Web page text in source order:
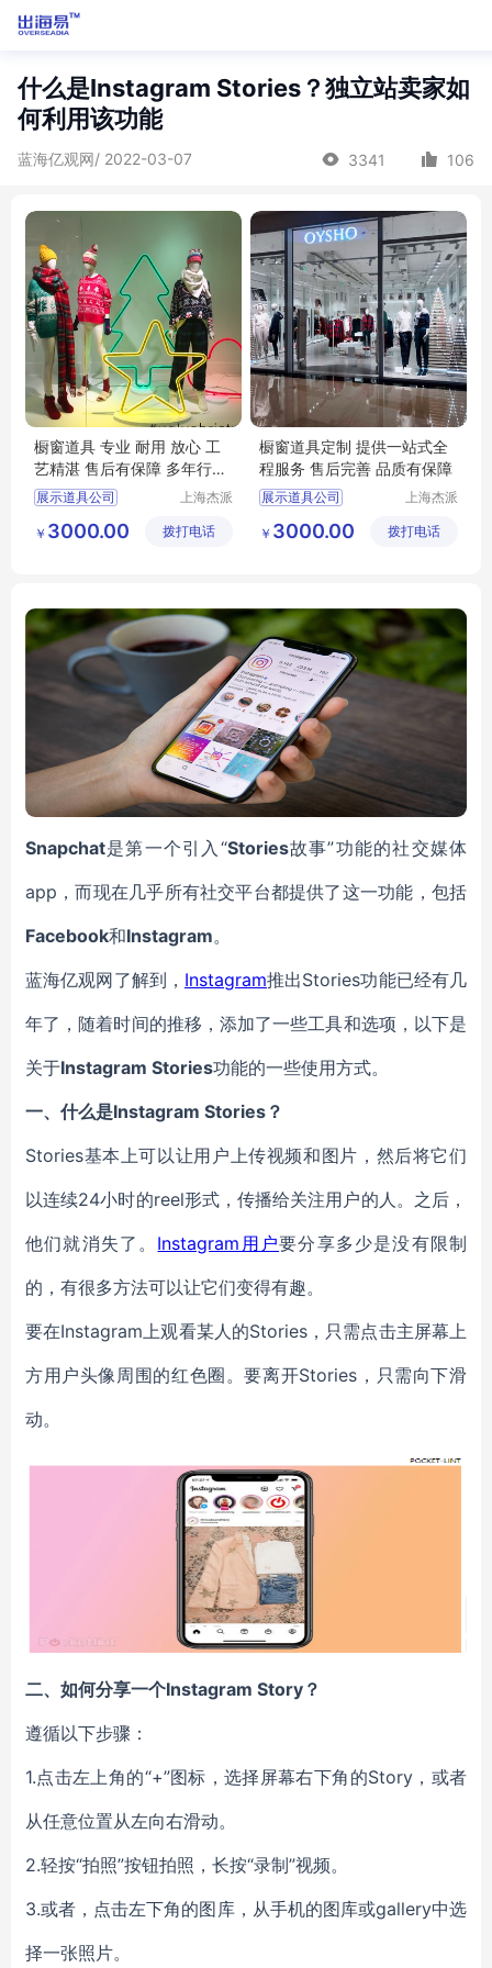
什么是Instagram Stories？独立站卖家如
何利用该功能
蓝海亿观网/ 2022-03-07 3341 106
橱窗道具 专业 耐用 放心 工
艺精湛 售后有保障 多年行业
经验
展示道具公司
上海杰派
公司
￥ 3000.00 拨打电话
橱窗道具定制 提供一站式全
程服务 售后完善 品质有保障
展示道具公司
上海杰派
公司
￥ 3000.00 拨打电话
Snapchat是第一个引入“Stories故事”功能的社交媒体
app，而现在几乎所有社交平台都提供了这一功能，包括
Facebook和Instagram。
蓝海亿观网了解到， Instagram推出Stories功能已经有几
年了，随着时间的推移，添加了一些工具和选项，以下是
关于Instagram Stories功能的一些使用方式。
一、 什么是Instagram Stories ？
Stories基本上可以让用户上传视频和图片，然后将它们
以连续24小时的reel形式，传播给关注用户的人。之后，
他们就消失了。 Instagram用户要分享多少是没有限制
的，有很多方法可以让它们变得有趣。
要在Instagram上观看某人的Stories，只需点击主屏幕上
方用户头像周围的红色圈。要离开Stories，只需向下滑
动。
二、 如何分享一个Instagram Story？
遵循以下步骤：
1.点击左上角的“+”图标，选择屏幕右下角的Story，或者
从任意位置从左向右滑动。
2.轻按“拍照”按钮拍照，长按“录制”视频。
3.或者，点击左下角的图库，从手机的图库或gallery中选
择一张照片。